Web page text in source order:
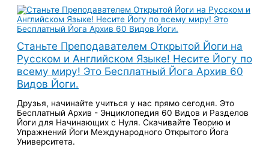
Перейти
содержимому
Станьте Преподавателем Открытой Йоги на
Русском и Английском Языке! Несите Йогу по
всему миру! Это Бесплатный Йога Архив 60
Видов Йоги.
Друзья, начинайте учиться у нас прямо сегодня. Это
Бесплатный Архив - Энциклопедия 60 Видов и Разделов
Йоги для Начинающих с Нуля. Скачивайте Теорию и
Упражнений Йоги Международного Открытого Йога
Университета.